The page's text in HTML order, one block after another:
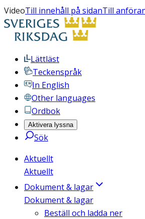
VideoTill innehåll på sidanTill
Lättläst
Teckenspråk
In English
Other languages
Ordbok
Aktivera lyssna
Sök
Aktuellt
Aktuellt
Dokument & lagar
Dokument & lagar
Beställ och ladda ner